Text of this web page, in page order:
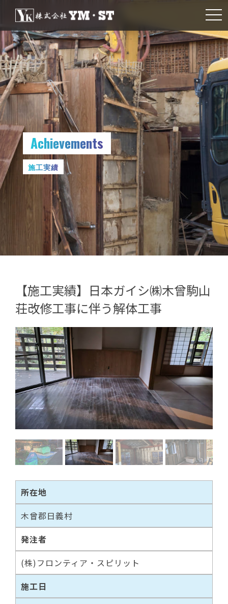
Achievements
施工実績
【施工実績】日本ガイシ㈱木曾駒山
荘改修工事に伴う解体工事
所在地
木曾郡日義村
発注者
(株)フロンティア・スピリット
施工日